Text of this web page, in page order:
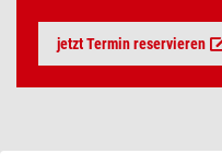
jetzt Termin reservieren